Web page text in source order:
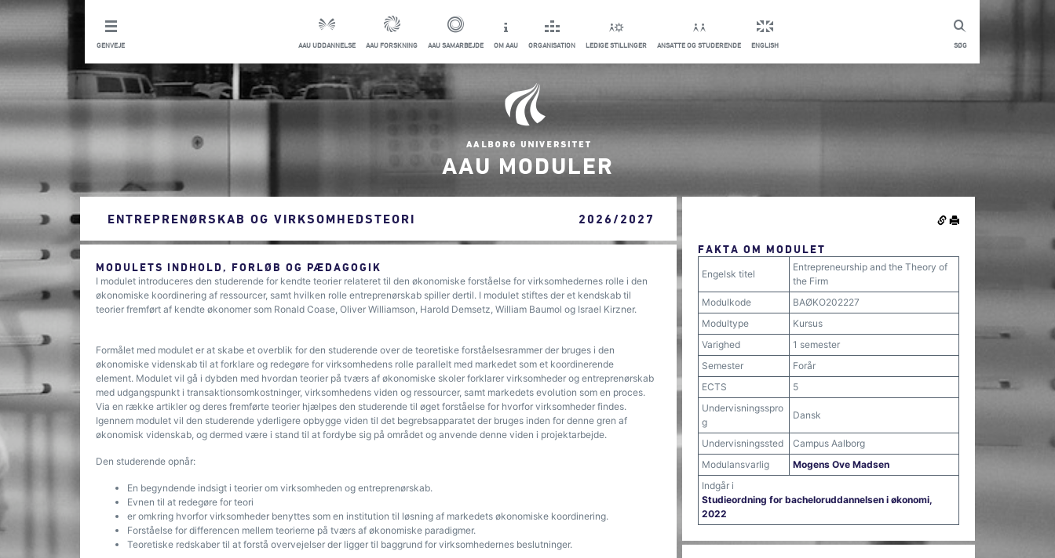
SØG
GENVEJE AAU UDDANNELSE AAU FORSKNING AAU SAMARBEJDE OM AAU ORGANISATION LEDIGE STILLINGER ANSATTE OG STUDERENDE ENGLISH
AAU MODULER
ENTREPRENØRSKAB OG VIRKSOMHEDSTEORI 2026/2027
MODULETS INDHOLD, FORLØB OG PÆDAGOGIK
I modulet introduceres den studerende for kendte teorier relateret til den økonomiske forståelse for virksomhedernes rolle i den
økonomiske koordinering af ressourcer, samt hvilken rolle entreprenørskab spiller dertil. I modulet stiftes der et kendskab til
teorier fremført af kendte økonomer som Ronald Coase, Oliver Williamson, Harold Demsetz, William Baumol og Israel Kirzner.
Formålet med modulet er at skabe et overblik for den studerende over de teoretiske forståelsesrammer der bruges i den
økonomiske videnskab til at forklare og redegøre for virksomhedens rolle parallelt med markedet som et koordinerende
element. Modulet vil gå i dybden med hvordan teorier på tværs af økonomiske skoler forklarer virksomheder og entreprenørskab
med udgangspunkt i transaktionsomkostninger, virksomhedens viden og ressourcer, samt markedets evolution som en proces.
Via en række artikler og deres fremførte teorier hjælpes den studerende til øget forståelse for hvorfor virksomheder findes.
Igennem modulet vil den studerende yderligere opbygge viden til det begrebsapparatet der bruges inden for denne gren af
økonomisk videnskab, og dermed være i stand til at fordybe sig på området og anvende denne viden i projektarbejde.
Den studerende opnår:
En begyndende indsigt i teorier om virksomheden og entreprenørskab.
Evnen til at redegøre for teori
er omkring hvorfor virksomheder benyttes som en institution til løsning af markedets økonomiske koordinering.
Forståelse for differencen mellem teorierne på tværs af økonomiske paradigmer.
Teoretiske redskaber til at forstå overvejelser der ligger til baggrund for virksomhedernes beslutninger.
FAKTA OM MODULET
Engelsk titel
Entrepreneurship and the Theory of
the Firm
Modulkode
BAØKO202227
Modultype
Kursus
Varighed
1 semester
Semester
Forår
ECTS
5
Undervisningsspro
g
Dansk
Undervisningssted
Campus Aalborg
Modulansvarlig
Mogens Ove Madsen
Indgår i
Studieordning for bacheloruddannelsen i økonomi,
2022